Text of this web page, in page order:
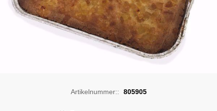
Artikelnummer:: 805905